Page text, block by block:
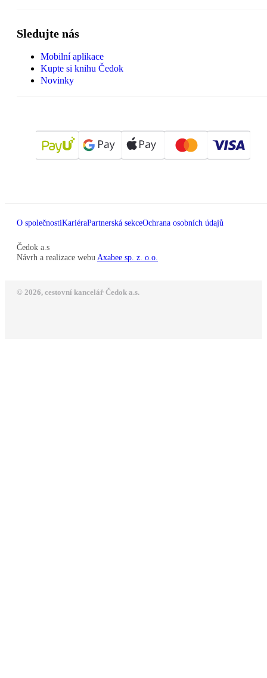
Sledujte nás
Mobilní aplikace
Kupte si knihu Čedok
Novinky
O společnostiKariéraPartnerská sekceOchrana osobních údajů
Čedok a.s
Návrh a realizace webu Axabee sp. z. o.o.
© 2026, cestovní kancelář Čedok a.s.